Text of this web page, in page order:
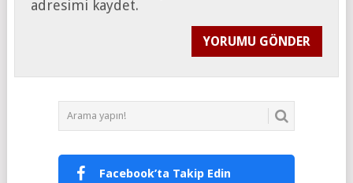
adresimi kaydet.
Facebook’ta Takip Edin